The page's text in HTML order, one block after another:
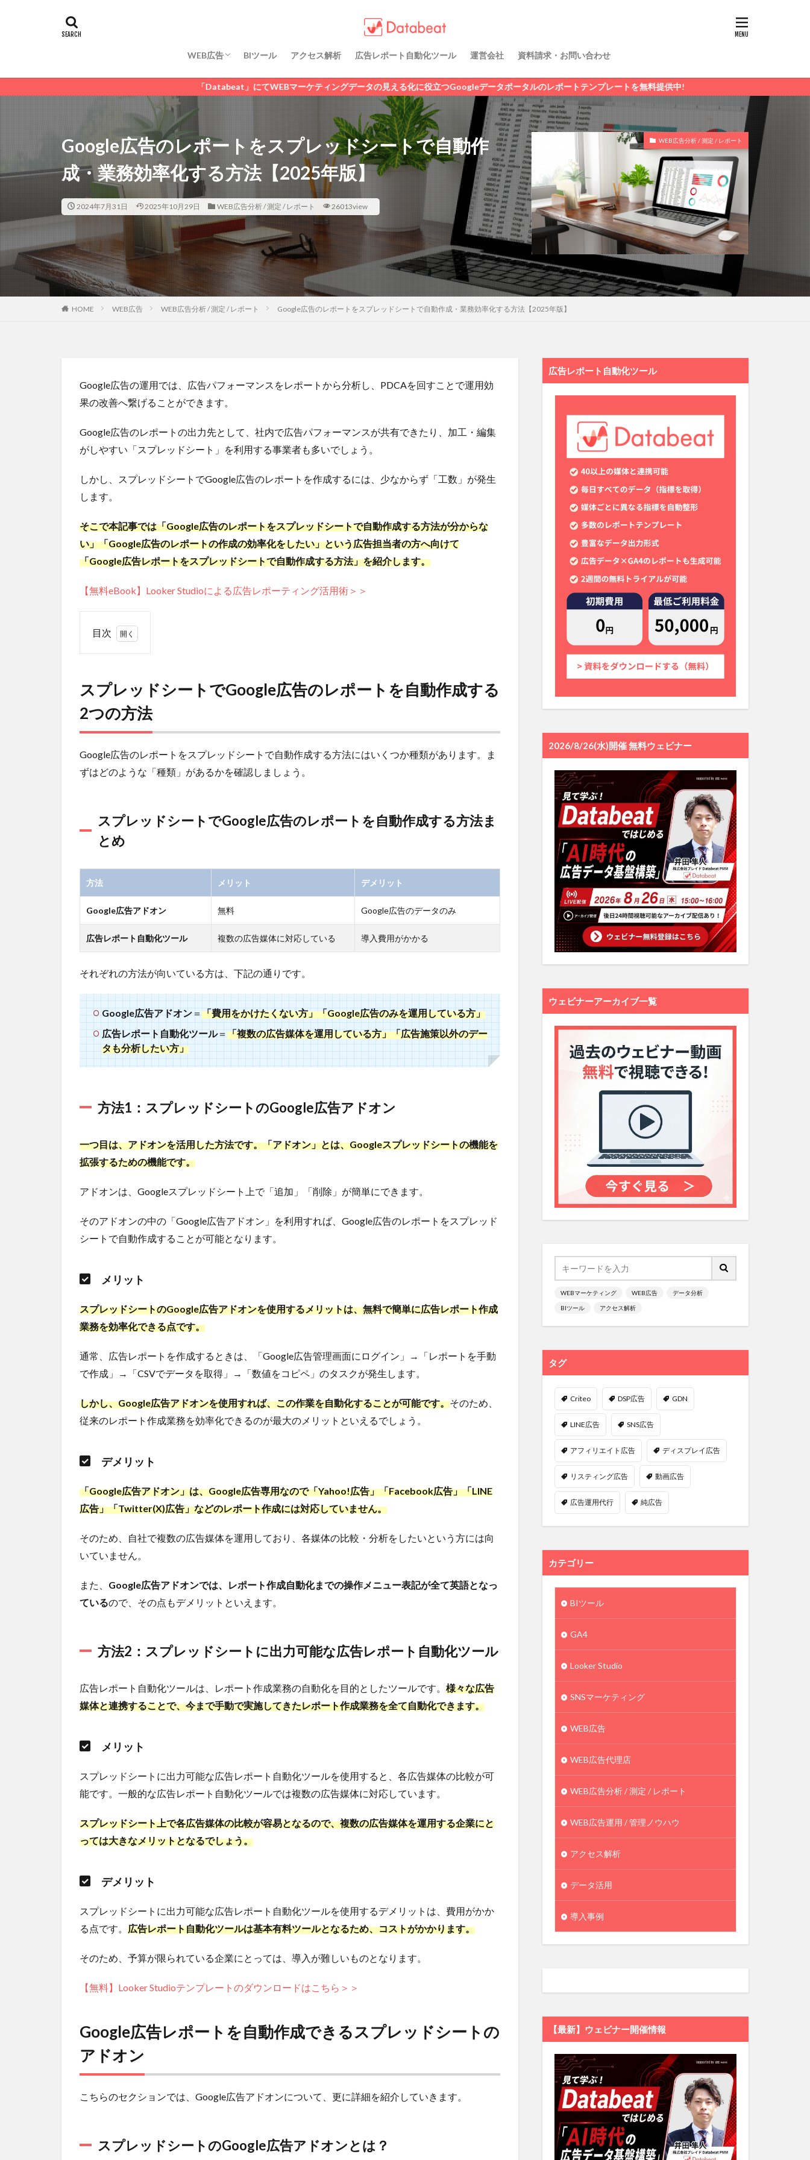
WEB広告
WEB広告代理店
WEB広告分析 / 測定 / レポート
WEB広告運用 / 管理ノウハウ
BIツール アクセス解析 広告レポート自動化ツール 運営会社 資料請求・お問い合わせ
「Databeat」にてWEBマーケティングデータの見える化に役立つGoogleデータポータルのレポートテンプレートを無料提供中!
Google広告のレポートをスプレッドシートで自動作
成・業務効率化する方法【2025年版】
2024年7月31日 2025年10月29日 WEB広告分析 / 測定 / レポート 26013view
WEB広告分析 / 測定 / レポート
HOME WEB広告 WEB広告分析 / 測定 / レポート Google広告のレポートをスプレッドシートで自動作成・業務効率化する方法【2025年版】
Google広告の運用では、広告パフォーマンスをレポートから分析し、PDCAを回すことで運用効
果の改善へ繋げることができます。
Google広告のレポートの出力先として、社内で広告パフォーマンスが共有できたり、加工・編集
がしやすい「スプレッドシート」を利用する事業者も多いでしょう。
しかし、スプレッドシートでGoogle広告のレポートを作成するには、少なからず「工数」が発生
します。
そこで本記事では「Google広告のレポートをスプレッドシートで自動作成する方法が分からな
い」「Google広告のレポートの作成の効率化をしたい」という広告担当者の方へ向けて
「Google広告レポートをスプレッドシートで自動作成する方法」を紹介します。
【無料eBook】Looker Studioによる広告レポーティング活用術＞＞
目次
トで
広告の
動作成
つの方
スプレ
ッドシ
ートで
レポー
動作成
する方
法まと
め
1.2
1：ス
プレッ
ドシー
トの
Google
メリ
1.2.2
デメ
リット
1.3
2：ス
ッド
出力
な広
告レ
ポー
動化
ツー
1.3.1
メリ
デメ
2
Google
ポート
を自動
作成で
プレッ
ドシー
2.1
ートの
Google
広告ア
スプレ
ートの
ンで作
った
Google
の見本
ッドシ
アドオ
った
の自動
作成は
こんな
方にオ
メ！
ドシー
スプレッドシートでGoogle広告のレポートを自動作成する
2つの方法
Google広告のレポートをスプレッドシートで自動作成する方法にはいくつか種類があります。ま
ずはどのような「種類」があるかを確認しましょう。
スプレッドシートでGoogle広告のレポートを自動作成する方法ま
とめ
方法 メリット デメリット
Google広告アドオン 無料 Google広告のデータのみ
広告レポート自動化ツール 複数の広告媒体に対応している 導入費用がかかる
それぞれの方法が向いている方は、下記の通りです。
Google広告アドオン＝「費用をかけたくない方」「Google広告のみを運用している方」
広告レポート自動化ツール＝「複数の広告媒体を運用している方」「広告施策以外のデー
タも分析したい方」
方法1：スプレッドシートのGoogle広告アドオン
一つ目は、アドオンを活用した方法です。「アドオン」とは、Googleスプレッドシートの機能を
拡張するための機能です。
アドオンは、Googleスプレッドシート上で「追加」「削除」が簡単にできます。
そのアドオンの中の「Google広告アドオン」を利用すれば、Google広告のレポートをスプレッド
シートで自動作成することが可能となります。
メリット
スプレッドシートのGoogle広告アドオンを使用するメリットは、無料で簡単に広告レポート作成
業務を効率化できる点です。
通常、広告レポートを作成するときは、「Google広告管理画面にログイン」→「レポートを手動
で作成」→「CSVでデータを取得」→「数値をコピペ」のタスクが発生します。
しかし、Google広告アドオンを使用すれば、この作業を自動化することが可能です。そのため、
従来のレポート作成業務を効率化できるのが最大のメリットといえるでしょう。
デメリット
「Google広告アドオン」は、Google広告専用なので「Yahoo!広告」「Facebook広告」「LINE
広告」「Twitter(X)広告」などのレポート作成には対応していません。
そのため、自社で複数の広告媒体を運用しており、各媒体の比較・分析をしたいという方には向
いていません。
また、 Google広告アドオンでは、レポート作成自動化までの操作メニュー表記が全て英語となっ
ているので、その点もデメリットといえます。
方法2：スプレッドシートに出力可能な広告レポート自動化ツール
広告レポート自動化ツールは、レポート作成業務の自動化を目的としたツールです。 様々な広告
媒体と連携することで、今まで手動で実施してきたレポート作成業務を全て自動化できます。
メリット
スプレッドシートに出力可能な広告レポート自動化ツールを使用すると、各広告媒体の比較が可
能です。一般的な広告レポート自動化ツールでは複数の広告媒体に対応しています。
スプレッドシート上で各広告媒体の比較が容易となるので、複数の広告媒体を運用する企業にと
っては大きなメリットとなるでしょう。
デメリット
スプレッドシートに出力可能な広告レポート自動化ツールを使用するデメリットは、費用がかか
る点です。 広告レポート自動化ツールは基本有料ツールとなるため、コストがかかります。
そのため、予算が限られている企業にとっては、導入が難しいものとなります。
【無料】Looker Studioテンプレートのダウンロードはこちら＞＞
Google広告レポートを自動作成できるスプレッドシートの
アドオン
こちらのセクションでは、Google広告アドオンについて、更に詳細を紹介していきます。
スプレッドシートのGoogle広告アドオンとは？
広告レポート自動化ツール
2026/8/26(水)開催 無料ウェビナー
ウェビナーアーカイブ一覧
WEBマーケティング WEB広告 データ分析
BIツール アクセス解析
タグ
Criteo DSP広告 GDN
LINE広告 SNS広告
アフィリエイト広告 ディスプレイ広告
リスティング広告 動画広告
広告運用代行 純広告
カテゴリー
BIツール
GA4
Looker Studio
SNSマーケティング
WEB広告
WEB広告代理店
WEB広告分析 / 測定 / レポート
WEB広告運用 / 管理ノウハウ
アクセス解析
データ活用
導入事例
【最新】ウェビナー開催情報
SNS広告 アフィリエイト広告
リスティング広告
広告運用代行
検索